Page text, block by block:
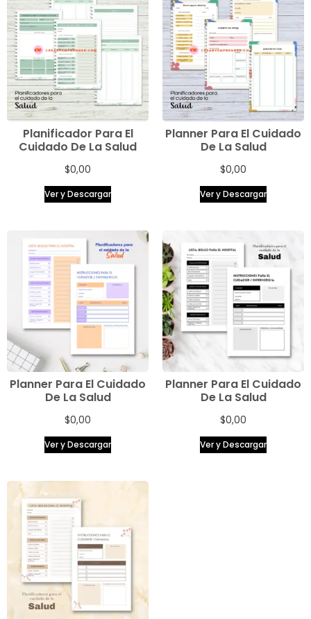
Planificador Para El
Cuidado De La Salud
$0,00
Ver y Descargar
Planner Para El Cuidado
De La Salud
$0,00
Ver y Descargar
Planner Para El Cuidado
De La Salud
$0,00
Ver y Descargar
Planner Para El Cuidado
De La Salud
$0,00
Ver y Descargar